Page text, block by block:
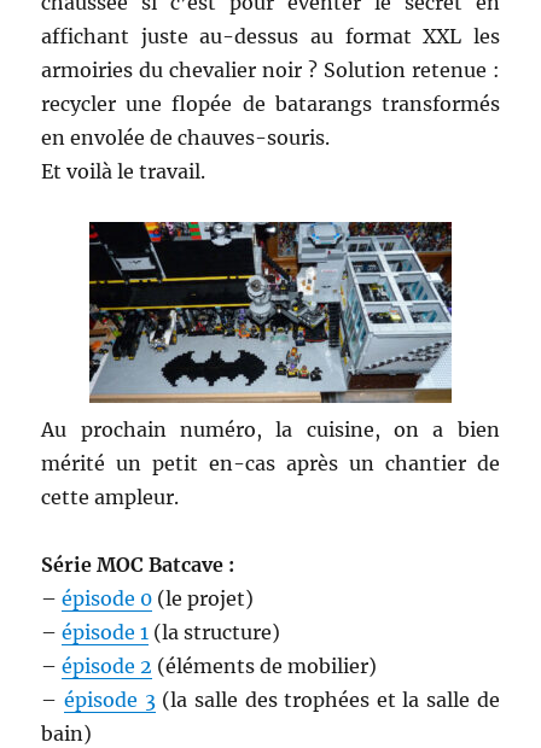
affichant juste au-dessus au format XXL les
armoiries du chevalier noir ? Solution retenue :
recycler une flopée de batarangs transformés
en envolée de chauves-souris.
Et voilà le travail.
Au prochain numéro, la cuisine, on a bien
mérité un petit en-cas après un chantier de
cette ampleur.
Série MOC Batcave :
–épisode 0 (le projet)
–épisode 1 (la structure)
–épisode 2 (éléments de mobilier)
–épisode 3(la salle des trophées et la salle de
bain)